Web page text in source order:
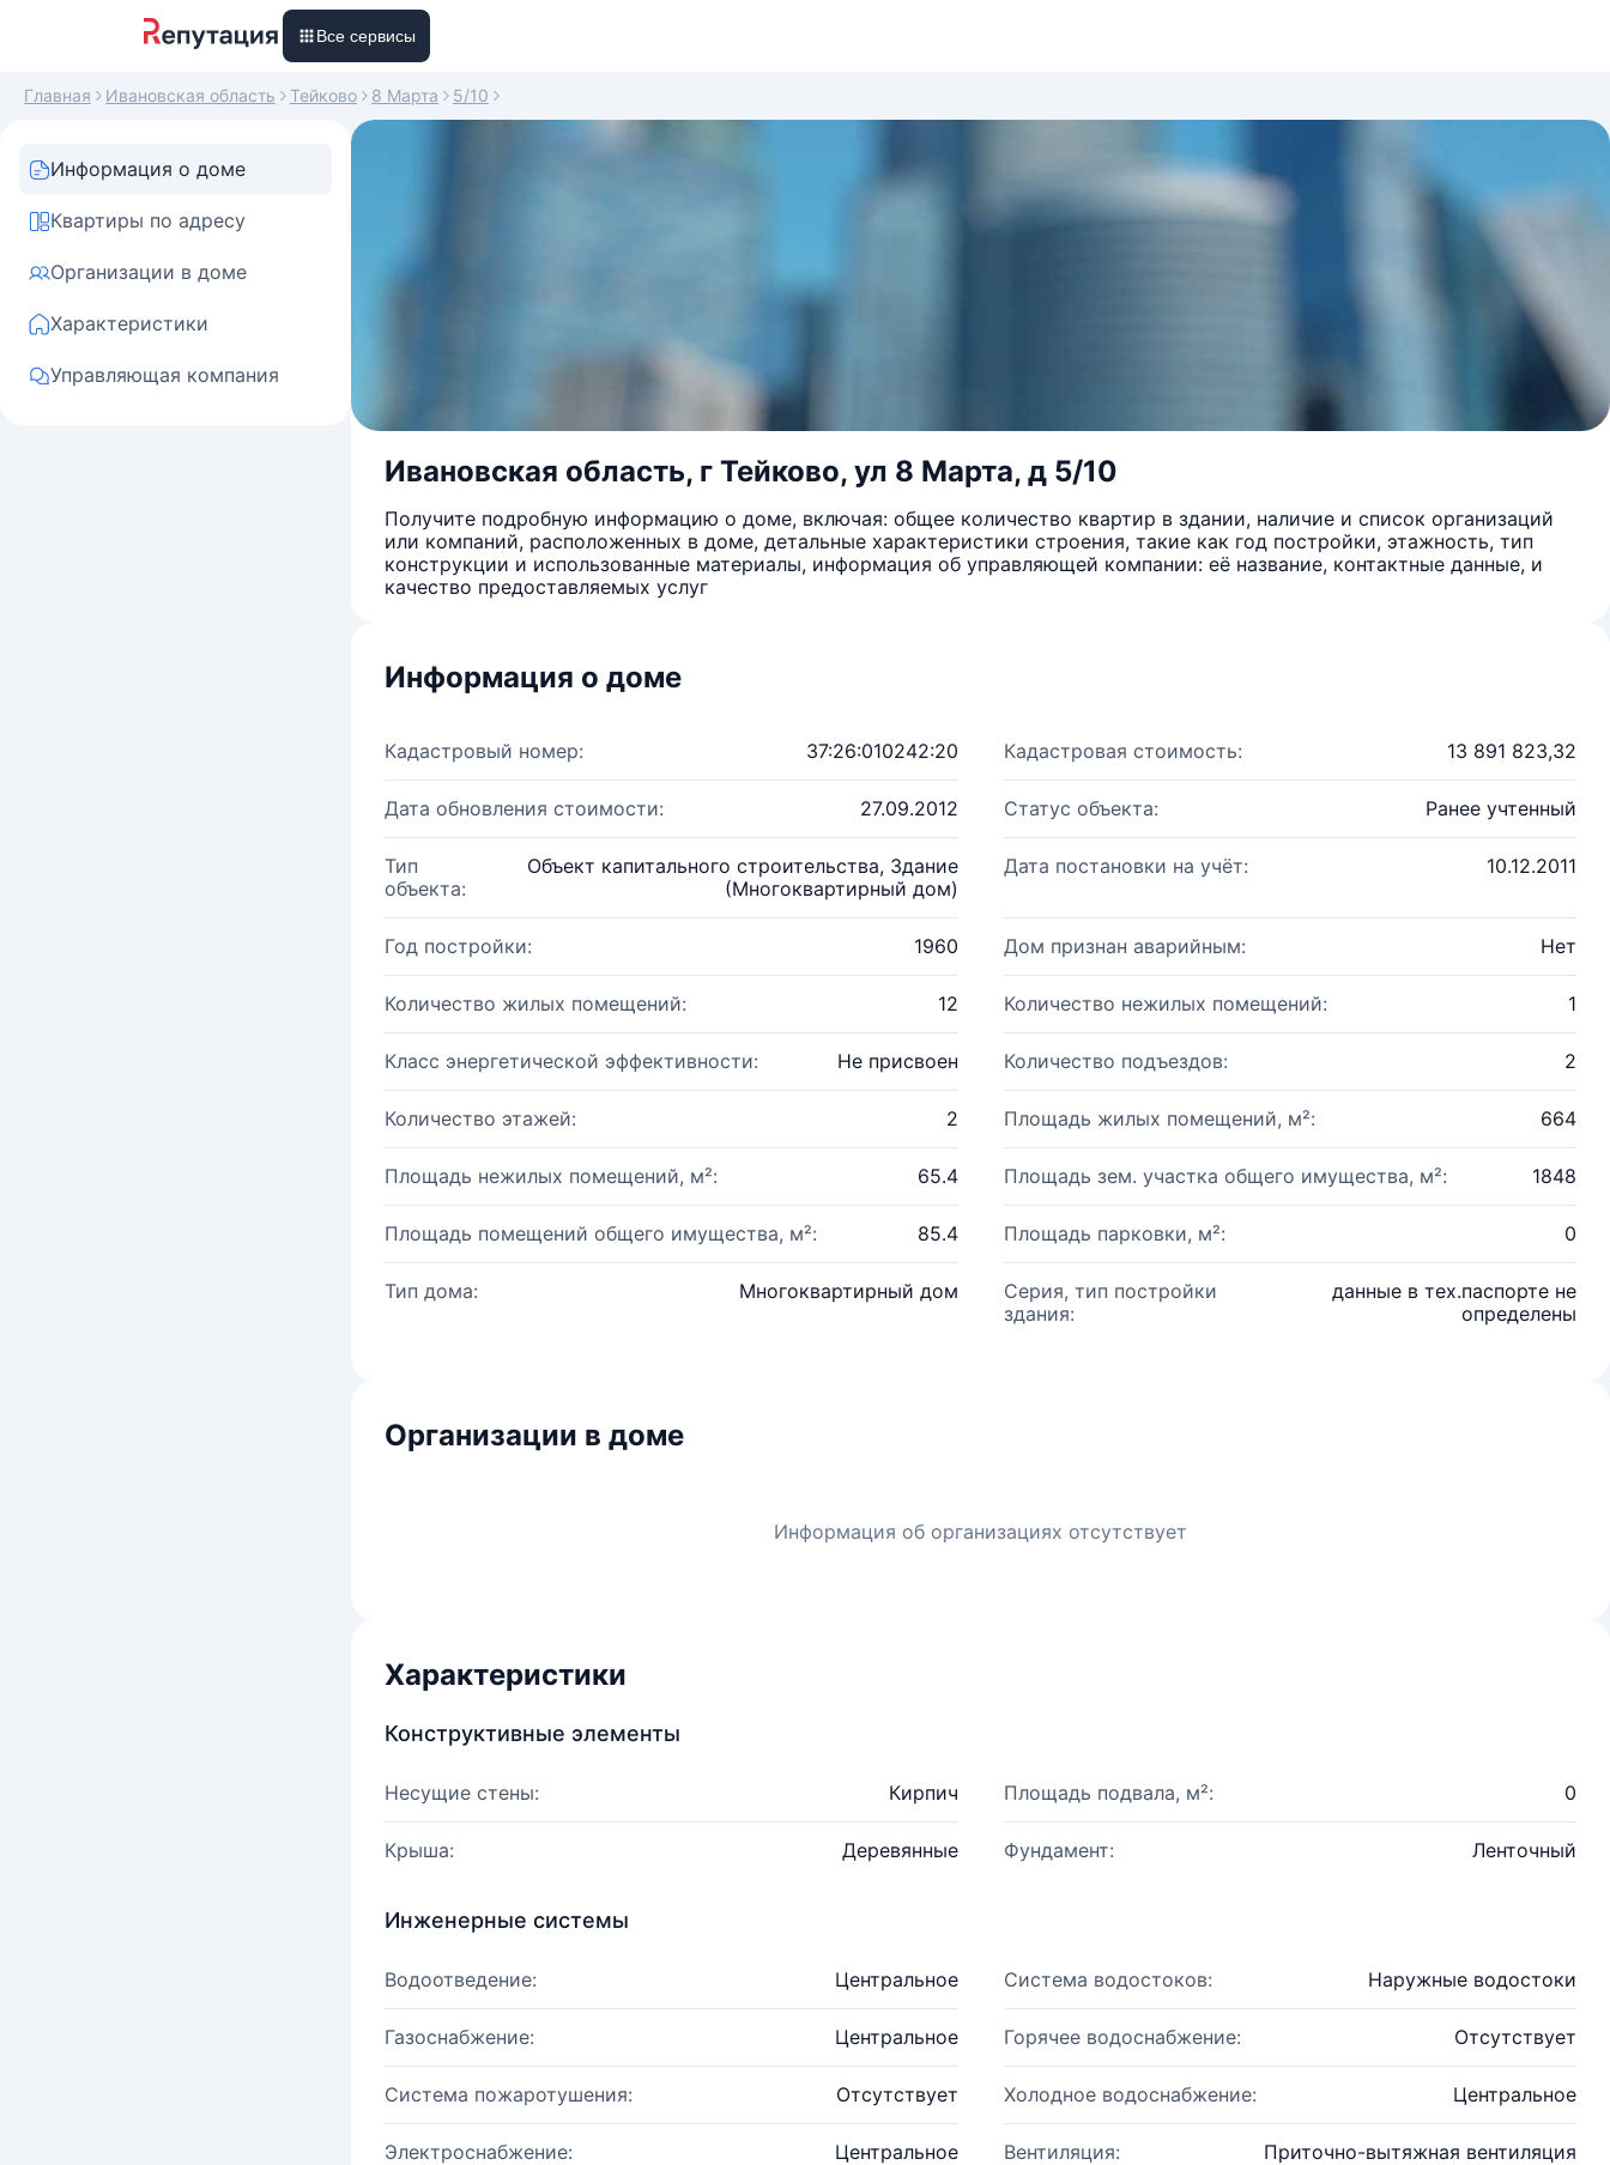
Все сервисы
Главная Ивановская область Тейково 8 Марта 5/10
Информация о доме
Квартиры по адресу
Организации в доме
Характеристики
Управляющая компания
Ивановская область, г Тейково, ул 8 Марта, д 5/10
Получите подробную информацию о доме, включая: общее количество квартир в здании, наличие и список организаций
или компаний, расположенных в доме, детальные характеристики строения, такие как год постройки, этажность, тип
конструкции и использованные материалы, информация об управляющей компании: её название, контактные данные, и
качество предоставляемых услуг
Информация о доме
Кадастровый номер: 37:26:010242:20 Кадастровая стоимость: 13 891 823,32
Дата обновления стоимости: 27.09.2012 Статус объекта: Ранее учтенный
Тип
объекта:
Объект капитального строительства, Здание
(Многоквартирный дом)
Дата постановки на учёт: 10.12.2011
Год постройки: 1960 Дом признан аварийным: Нет
Количество жилых помещений: 12 Количество нежилых помещений: 1
Класс энергетической эффективности: Не присвоен Количество подъездов: 2
Количество этажей: 2 Площадь жилых помещений, м²: 664
Площадь нежилых помещений, м²: 65.4 Площадь зем. участка общего имущества, м²: 1848
Площадь помещений общего имущества, м²: 85.4 Площадь парковки, м²: 0
Тип дома: Многоквартирный дом
Серия, тип постройки
здания:
данные в тех.паспорте не
определены
Организации в доме
Информация об организациях отсутствует
Характеристики
Конструктивные элементы
Несущие стены: Кирпич Площадь подвала, м²: 0
Крыша: Деревянные Фундамент: Ленточный
Инженерные системы
Водоотведение: Центральное Система водостоков: Наружные водостоки
Газоснабжение: Центральное Горячее водоснабжение: Отсутствует
Система пожаротушения: Отсутствует Холодное водоснабжение: Центральное
Электроснабжение: Центральное Вентиляция: Приточно-вытяжная вентиляция